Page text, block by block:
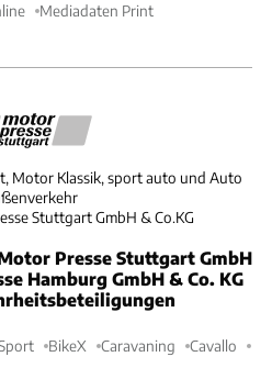
Mediadaten Print
Motor Klassik, sport auto und Auto
Stuttgart GmbH & Co.KG
Presse Stuttgart GmbH
Hamburg GmbH & Co. KG
BikeX Caravaning Cavallo